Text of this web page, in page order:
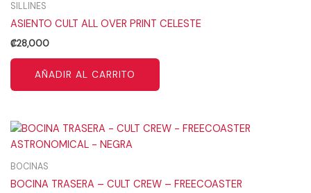
SILLINES
ASIENTO CULT ALL OVER PRINT CELESTE
₡28,000
AÑADIR AL CARRITO
BOCINAS
BOCINA TRASERA – CULT CREW – FREECOASTER